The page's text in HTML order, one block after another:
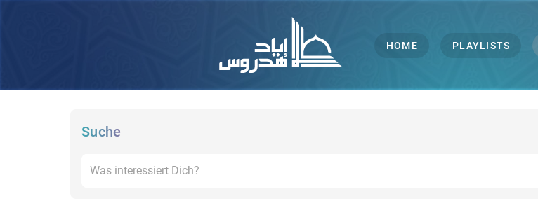
HOME PLAYLISTS
Suche